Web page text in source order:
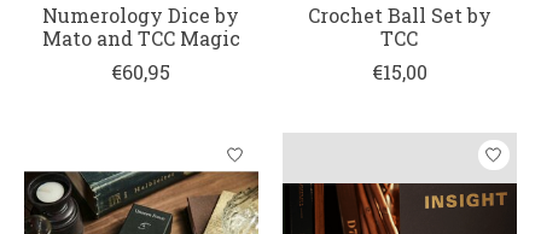
Numerology Dice by
Mato and TCC Magic
€60,95
Crochet Ball Set by
TCC
€15,00